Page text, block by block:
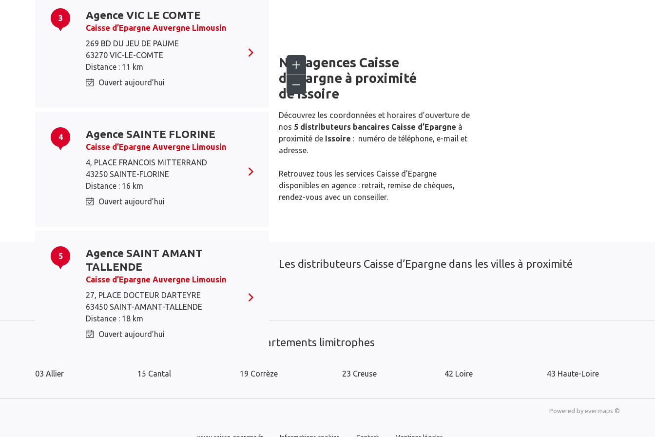
3 Agence VIC LE COMTE
Caisse d’Epargne Auvergne Limousin
269 BD DU JEU DE PAUME
63270 VIC-LE-COMTE
Distance : 11 km
Ouvert aujourd’hui
4 Agence SAINTE FLORINE
Caisse d’Epargne Auvergne Limousin
4, PLACE FRANCOIS MITTERRAND
43250 SAINTE-FLORINE
Distance : 16 km
Ouvert aujourd’hui
5
Agence SAINT AMANT
TALLENDE
Caisse d’Epargne Auvergne Limousin
27, PLACE DOCTEUR DARTEYRE
63450 SAINT-AMANT-TALLENDE
Distance : 18 km
Ouvert aujourd’hui
Nos agences Caisse
d’Epargne à proximité
deIssoire
Découvrez les coordonnées et horaires d’ouverture de
nos 5 distributeurs bancaires Caisse d’Epargne à
proximité de Issoire : numéro de téléphone, e-mail et
adresse.
Retrouvez tous les services Caisse d’Epargne
disponibles en agence : retrait, remise de chèques,
rendez-vous avec un conseiller.
Les distributeurs Caisse d’Epargne dans les villes à proximité
Les distributeurs Caisse d’Epargne dans les départements limitrophes
03 Allier 15 Cantal 19 Corrèze 23 Creuse 42 Loire 43 Haute-Loire
Powered by evermaps ©